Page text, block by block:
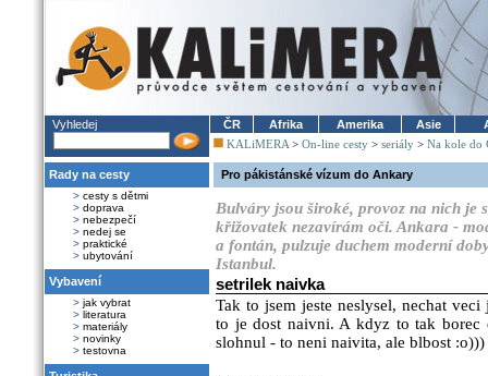
Vyhledej
Rady na cesty
> cesty s dětmi
> doprava
> nebezpečí
> nedej se
> praktické
> ubytování
Vybavení
> jak vybrat
> literatura
> materiály
> novinky
> testovna
ČR Afrika Amerika Asie
KALiMERA > On-line cesty > seriály > Na kole do
Pro pákistánské vízum do Ankary
Bulváry jsou široké, provoz na nich je
křižovatek nezavírám oči. Ankara -
a fontán, pulzuje duchem moderní
Istanbul.
setrilek naivka
Tak to jsem jeste neslysel, nechat
to je dost naivni. A kdyz to tak borec
slohnul - to neni naivita, ale blbost :o)))